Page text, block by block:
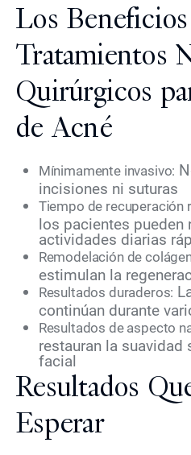
Los
Tratamientos
Quirúrgicos
de Acné
Mínimamente invasivo:
incisiones ni suturas
Tiempo de recuperación
los pacientes pueden
actividades diarias
Remodelación de
estimulan la
Resultados duraderos:
continúan durante
Resultados de aspecto
restauran la suavidad
facial
Resultados
Esperar